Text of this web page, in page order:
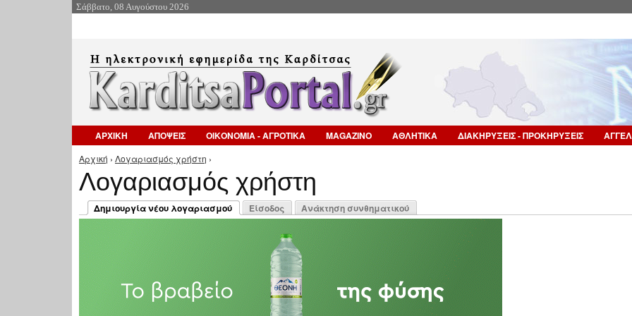
Σάββατο, 08 Αυγούστου 2026
ΑΡΧΙΚΗ ΑΠΟΨΕΙΣ ΟΙΚΟΝΟΜΙΑ - ΑΓΡΟΤΙΚΑ MAGAZINO ΑΘΛΗΤΙΚΑ ΔΙΑΚΗΡΥΞΕΙΣ - ΠΡΟΚΗΡΥΞΕΙΣ
Είστε εδώ
Αρχική › Λογαριασμός χρήστη ›
Λογαριασμός χρήστη
Πρωτεύουσες καρτέλες
Δημιουργία νέου λογαριασμού
(ενεργή καρτέλα)
Είσοδος Ανάκτηση συνθηματικού